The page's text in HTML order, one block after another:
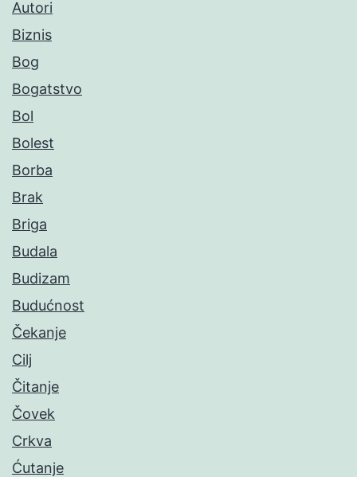
Autori
Biznis
Bog
Bogatstvo
Bol
Bolest
Borba
Brak
Briga
Budala
Budizam
Budućnost
Čekanje
Cilj
Čitanje
Čovek
Crkva
Ćutanje